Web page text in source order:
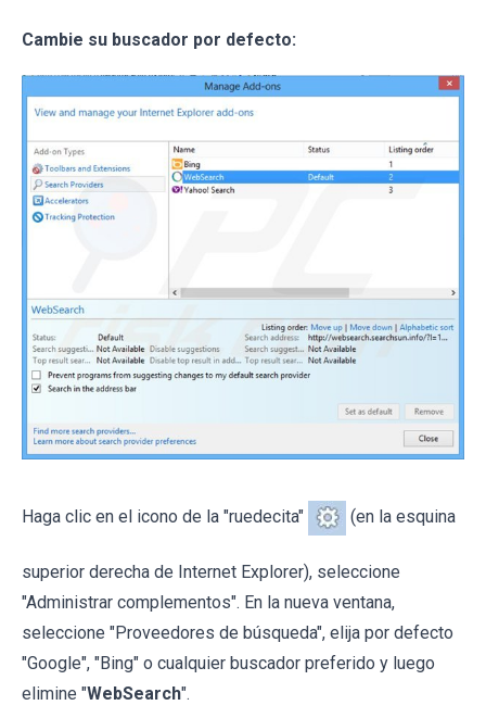
Cambie su buscador por defecto:
Haga clic en el icono de la "ruedecita" (en la esquina
superior derecha de Internet Explorer), seleccione
"Administrar complementos". En la nueva ventana,
seleccione "Proveedores de búsqueda", elija por defecto
"Google", "Bing" o cualquier buscador preferido y luego
elimine "WebSearch".